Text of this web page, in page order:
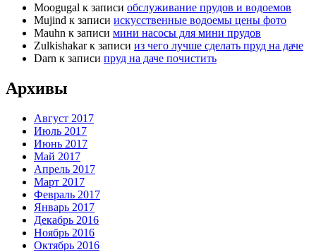
Moogugal к записи обслуживание прудов и водоемов
Mujind к записи искусственные водоемы цены фото
Mauhn к записи мини насосы для мини прудов
Zulkishakarк записи из чего лучше сделать пруд на даче
Darn к записи пруд на даче почистить
Архивы
Август 2017
Июль 2017
Июнь 2017
Май 2017
Апрель 2017
Март 2017
Февраль 2017
Январь 2017
Декабрь 2016
Ноябрь 2016
Октябрь 2016